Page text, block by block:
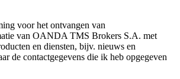
voor het ontvangen van
van OANDA TMS Brokers S.A. met
en diensten, bijv. nieuws en
de contactgegevens die ik heb opgegeven